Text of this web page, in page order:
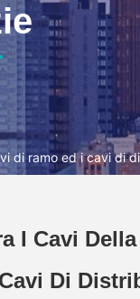
di ramo ed i cavi di
I Cavi
Cavi Di